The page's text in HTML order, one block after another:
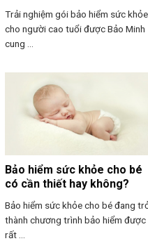
Trải nghiệm gói bảo hiểm sức khỏe
cho người cao tuổi được Bảo Minh
cung ...
Bảo hiểm sức khỏe cho bé
có cần thiết hay không?
Bảo hiểm sức khỏe cho bé đang
thành chương trình bảo hiểm được
rất ...